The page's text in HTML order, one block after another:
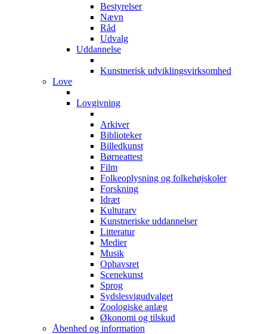
Bestyrelser
Nævn
Råd
Udvalg
Uddannelse
Kunstnerisk udviklingsvirksomhed
Love
Lovgivning
Arkiver
Biblioteker
Billedkunst
Børneattest
Film
Folkeoplysning og folkehøjskoler
Forskning
Idræt
Kulturarv
Kunstneriske uddannelser
Litteratur
Medier
Musik
Ophavsret
Scenekunst
Sprog
Sydslesvigudvalget
Zoologiske anlæg
Økonomi og tilskud
Åbenhed og information